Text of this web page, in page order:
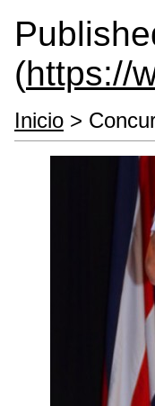
(https://
Inicio >